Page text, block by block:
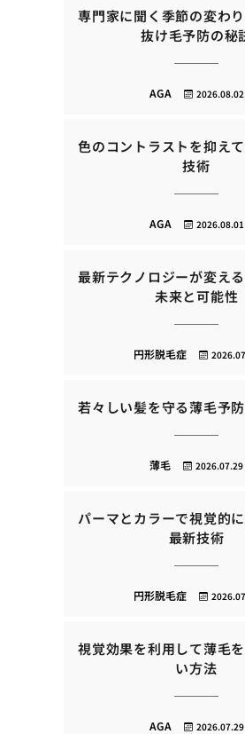
専門家に聞く季節の変わ
抜け毛予防の秘
2026.08.02
AGA
色のコントラストを抑え
技術
2026.08.01
AGA
最新テクノロジーが変え
未来と可能性
円形脱毛症
若々しい髪を守る薄毛予
2026.07.29
薄毛
パーマとカラーで視覚的
最新技術
円形脱毛症
視覚効果を利用して薄毛
い方法
2026.07.29
AGA